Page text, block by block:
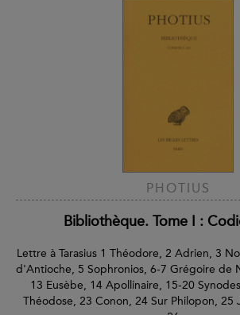
PHOTIUS
Bibliothèque. Tome I :
Lettre à Tarasius 1 Théodore, 2 Adrien, 3
d'Antioche, 5 Sophronios, 6-7 Grégoire de
13 Eusèbe, 14 Apollinaire, 15-20
Théodose, 23 Conon, 24 Sur Philopon, 25